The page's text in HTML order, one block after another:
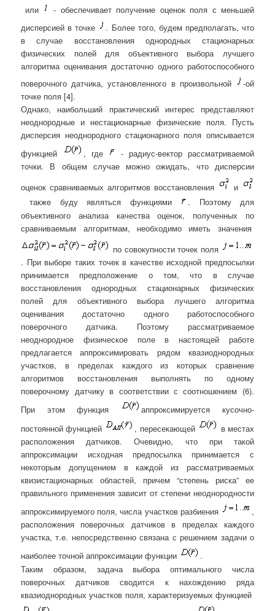
или
- обеспечивает получение оценок поля с меньшей
дисперсией в точке
. Более того, будем предполагать, что
в случае восстановления однородных стационарных
физических полей для объективного выбора лучшего
алгоритма оценивания достаточно одного работоспособного
поверочного датчика, установленного в произвольной
-ой
точке поля [4].
Однако, наибольший практический интерес представляют
неоднородные и нестационарные физические поля. Пусть
дисперсия неоднородного стационарного поля описывается
функцией
, где
- радиус-вектор рассматриваемой
точки. В общем случае можно ожидать, что дисперсии
оценок сравниваемых алгоритмов восстановления
и
также буду являться функциями
. Поэтому для
объективного анализа качества оценок, полученных по
сравниваемым алгоритмам, необходимо иметь значения
по совокупности точек поля
. При выборе таких точек в качестве исходной предпосылки
принимается предположение о том, что в случае
восстановления однородных стационарных физических
полей для объективного выбора лучшего алгоритма
оценивания достаточно одного работоспособного
поверочного датчика. Поэтому рассматриваемое
неоднородное физическое поле в настоящей работе
предлагается аппроксимировать рядом квазиоднородных
участков, в пределах каждого из которых сравнение
алгоритмов восстановления выполнять по одному
поверочному датчику в соответствии с соотношением (6).
При этом функция
аппроксимируется кусочно-
постоянной функцией
, пересекающей
в местах
расположения датчиков. Очевидно, что при такой
аппроксимации исходная предпосылка принимается с
некоторым допущением в каждой из рассматриваемых
квизистационарных областей, причем “степень риска” ее
правильного применения зависит от степени неоднородности
аппроксимируемого поля, числа участков разбиения
,
расположения поверочных датчиков в пределах каждого
участка, т.е. непосредственно связана с решением задачи о
наиболее точной аппроксимации функции
.
Таким образом, задача выбора оптимального числа
поверочных датчиков сводится к нахождению ряда
квазиоднородных участков поля, характеризуемых функцией